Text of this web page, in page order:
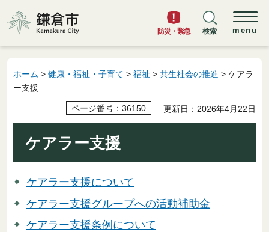
鎌倉市
防災・緊急 検索 menu
ホーム > 健康・福祉・子育て > 福祉 > 共生社会の推進 > ケアラ
ー支援
ページ番号：36150 更新日：2026年4月22日
ケアラー支援
ケアラー支援について
ケアラー支援グループへの活動補助金
ケアラー支援条例について